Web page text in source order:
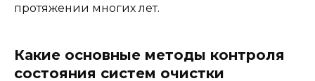
протяжении многих лет.
Какие основные методы контроля
состояния систем очистки